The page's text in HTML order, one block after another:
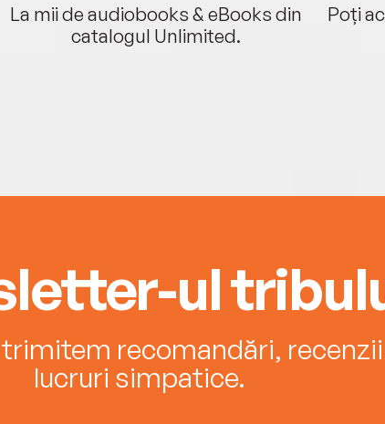
La mii de audiobooks & eBooks din
catalogul Unlimited.
Poți
ul
recomandări,
lucruri simpatice.